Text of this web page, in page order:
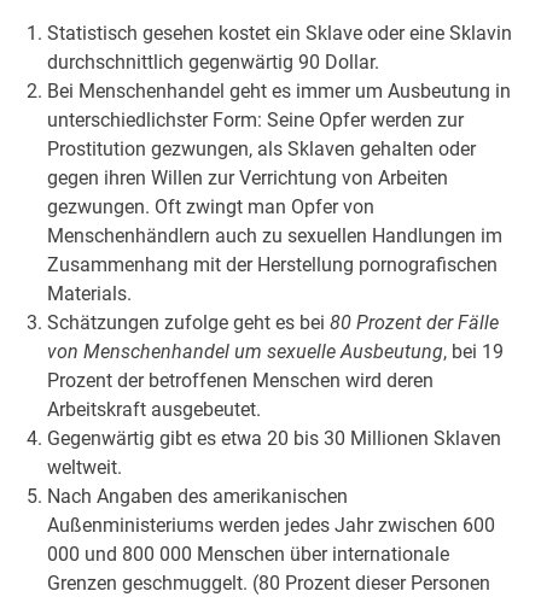
Statistisch gesehen kostet ein Sklave oder eine Sklavin
durchschnittlich gegenwärtig 90 Dollar.
Bei Menschenhandel geht es immer um Ausbeutung in
unterschiedlichster Form: Seine Opfer werden zur
Prostitution gezwungen, als Sklaven gehalten oder
gegen ihren Willen zur Verrichtung von Arbeiten
gezwungen. Oft zwingt man Opfer von
Menschenhändlern auch zu sexuellen Handlungen im
Zusammenhang mit der Herstellung pornografischen
Materials.
Schätzungen zufolge geht es bei80 Prozent der Fälle
von Menschenhandel um sexuelle Ausbeutung, bei 19
Prozent der betroffenen Menschen wird deren
Arbeitskraft ausgebeutet.
Gegenwärtig gibt es etwa 20 bis 30 Millionen Sklaven
weltweit.
Nach Angaben des amerikanischen
Außenministeriums werden jedes Jahr zwischen 600
000 und 800 000 Menschen über internationale
Grenzen geschmuggelt. (80 Prozent dieser Personen